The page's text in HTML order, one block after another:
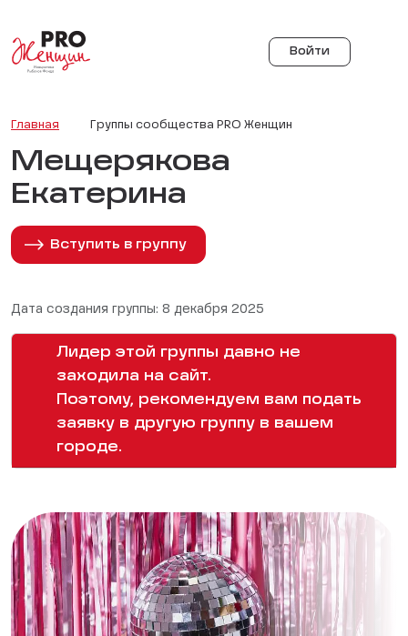
Войти
Главная Группы сообщества PRO Женщин
Мещерякова
Екатерина
Вступить в группу
Дата создания группы: 8 декабря 2025
Лидер этой группы давно не
заходила на сайт.
Поэтому, рекомендуем вам подать
заявку в другую группу в вашем
городе.